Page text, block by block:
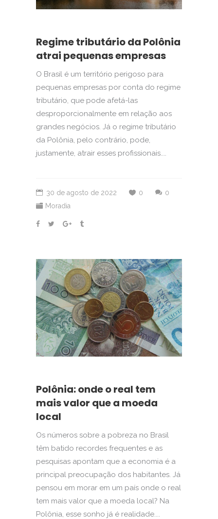
Regime tributário da Polônia
atrai pequenas empresas
O Brasil é um território perigoso para
pequenas empresas por conta do regime
tributário, que pode afetá-las
desproporcionalmente em relação aos
grandes negócios. Já o regime tributário
da Polônia, pelo contrário, pode,
justamente, atrair esses profissionais....
30 de agosto de 2022 0
0
Moradia
Polônia: onde o real tem
mais valor que a moeda
local
Os números sobre a pobreza no Brasil
têm batido recordes frequentes e as
pesquisas apontam que a economia é a
principal preocupação dos habitantes. Já
pensou em morar em um país onde o real
tem mais valor que a moeda local? Na
Polônia, esse sonho já é realidade....